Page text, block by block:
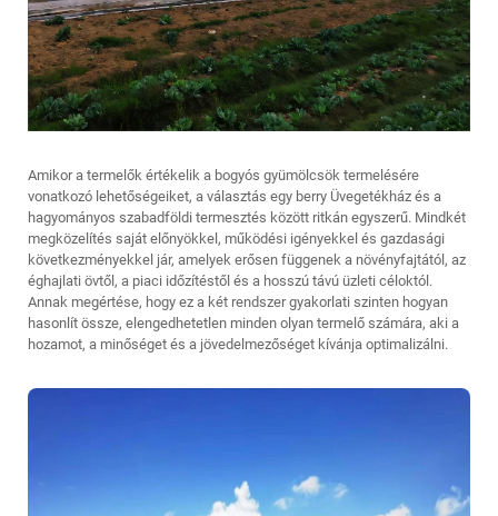
Amikor a termelők értékelik a bogyós gyümölcsök termelésére
vonatkozó lehetőségeiket, a választás egy berry Üvegetékház és a
hagyományos szabadföldi termesztés között ritkán egyszerű. Mindkét
megközelítés saját előnyökkel, működési igényekkel és gazdasági
következményekkel jár, amelyek erősen függenek a növényfajtától, az
éghajlati övtől, a piaci időzítéstől és a hosszú távú üzleti céloktól.
Annak megértése, hogy ez a két rendszer gyakorlati szinten hogyan
hasonlít össze, elengedhetetlen minden olyan termelő számára, aki a
hozamot, a minőséget és a jövedelmezőséget kívánja optimalizálni.